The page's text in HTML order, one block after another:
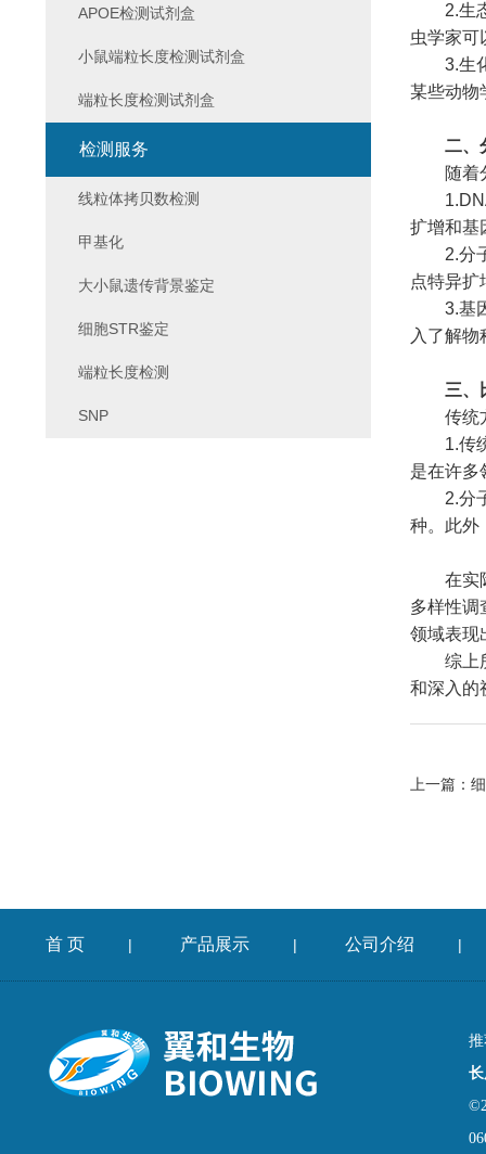
2.生态
虫学家可
3.生化
某些动物
二、
随着分
1.DNA
扩增和基
2.分子
点特异扩
3.基因
入了解
三、
传统方
1.传统
是在许多
2.分子
种。此外
在实际
多样性调
领域表现
综上所
和深入的
上一篇：
APOE检测试剂盒
小鼠端粒长度检测试剂盒
端粒长度检测试剂盒
检测服务
线粒体拷贝数检测
甲基化
大小鼠遗传背景鉴定
细胞STR鉴定
端粒长度检测
SNP
首 页 | 产品展示 | 公司介绍 |